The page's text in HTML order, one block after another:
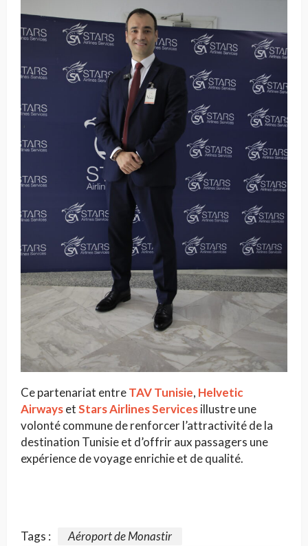
Ce partenariat entreTAV Tunisie, Helvetic
AirwaysetStars Airlines Servicesillustre une
volonté commune de renforcer l’attractivité de la
destination Tunisie et d’offrir aux passagers une
expérience de voyage enrichie et de qualité.
Tags :
Aéroport de Monastir